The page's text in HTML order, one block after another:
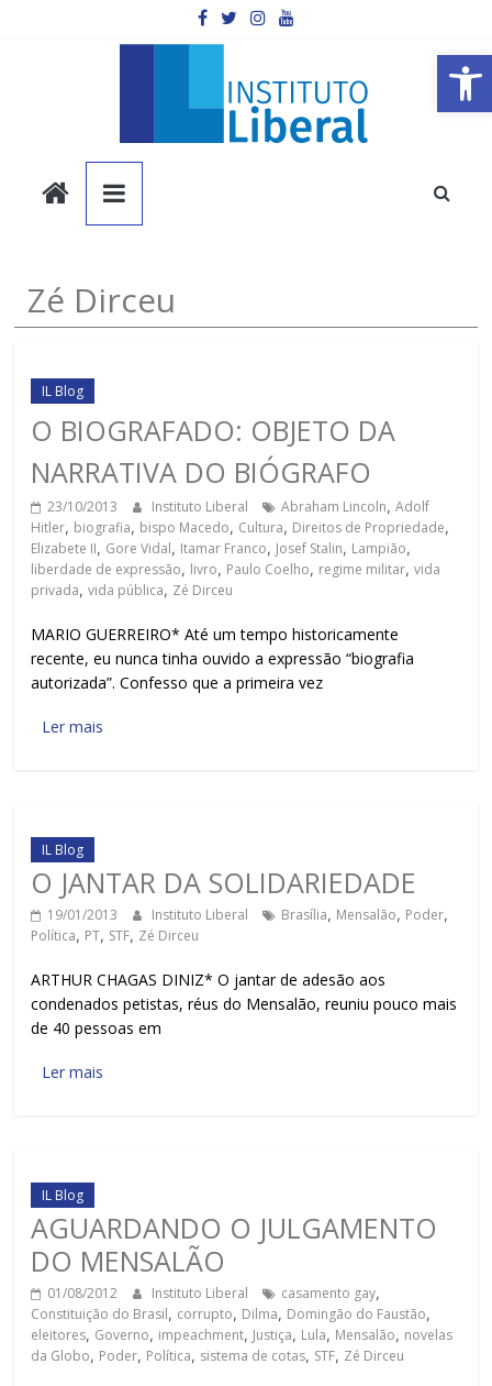
Barra de Ferramentas Aberta
Instituto
Liberal
Você
é
mais
importante
da
sociedade.
Zé Dirceu
IL Blog
O BIOGRAFADO: OBJETO DA
NARRATIVA DO BIÓGRAFO
23/10/2013 Instituto Liberal Abraham Lincoln,Adolf
Hitler, biografia, bispo Macedo, Cultura, Direitos de Propriedade,
Elizabete II, Gore Vidal, Itamar Franco, Josef Stalin, Lampião,
liberdade de expressão, livro, Paulo Coelho, regime militar,vida
privada,vida pública, Zé Dirceu
MARIO GUERREIRO* Até um tempo historicamente
recente, eu nunca tinha ouvido a expressão “biografia
autorizada”. Confesso que a primeira vez
Ler mais
IL Blog
O JANTAR DA SOLIDARIEDADE
19/01/2013 Instituto Liberal Brasília, Mensalão, Poder,
Política, PT, STF, Zé Dirceu
ARTHUR CHAGAS DINIZ* O jantar de adesão aos
condenados petistas, réus do Mensalão, reuniu pouco mais
de 40 pessoas em
Ler mais
IL Blog
AGUARDANDO O JULGAMENTO
DO MENSALÃO
01/08/2012 Instituto Liberal casamento gay,
Constituição do Brasil, corrupto, Dilma, Domingão do Faustão,
eleitores, Governo, impeachment, Justiça, Lula, Mensalão, novelas
da Globo, Poder, Política, sistema de cotas, STF, Zé Dirceu